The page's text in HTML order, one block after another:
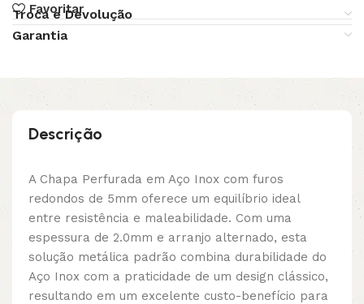
Favoritar
Troca e Devolução
Garantia
Descrição
A Chapa Perfurada em Aço Inox com furos
redondos de 5mm oferece um equilíbrio ideal
entre resistência e maleabilidade. Com uma
espessura de 2.0mm e arranjo alternado, esta
solução metálica padrão combina durabilidade do
Aço Inox com a praticidade de um design clássico,
resultando em um excelente custo-benefício para